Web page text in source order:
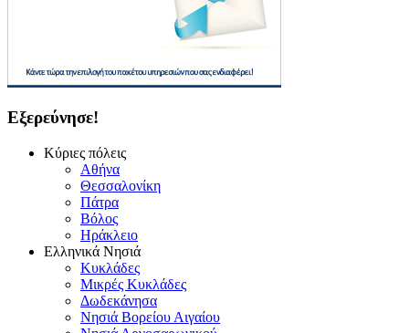
Εξερεύνησε!
Κύριες πόλεις
Αθήνα
Θεσσαλονίκη
Πάτρα
Βόλος
Ηράκλειο
Ελληνικά Νησιά
Κυκλάδες
Μικρές Κυκλάδες
Δωδεκάνησα
Νησιά Βορείου Αιγαίου